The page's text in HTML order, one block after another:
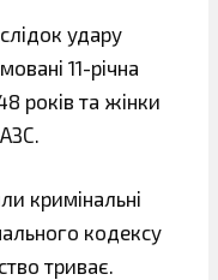
удару
11-річна
років та жінки
кримінальні
кодексу
триває.